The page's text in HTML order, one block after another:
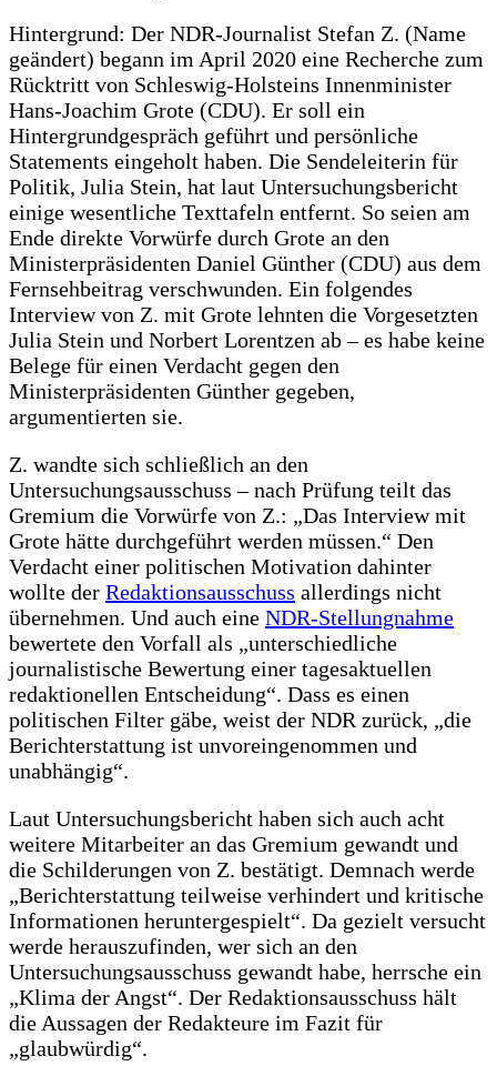
Hintergrund: Der NDR-Journalist Stefan Z. (Name
geändert) begann im April 2020 eine Recherche zum
Rücktritt von Schleswig-Holsteins Innenminister
Hans-Joachim Grote (CDU). Er soll ein
Hintergrundgespräch geführt und persönliche
Statements eingeholt haben. Die Sendeleiterin für
Politik, Julia Stein, hat laut Untersuchungsbericht
einige wesentliche Texttafeln entfernt. So seien am
Ende direkte Vorwürfe durch Grote an den
Ministerpräsidenten Daniel Günther (CDU) aus dem
Fernsehbeitrag verschwunden. Ein folgendes
Interview von Z. mit Grote lehnten die Vorgesetzten
Julia Stein und Norbert Lorentzen ab – es habe keine
Belege für einen Verdacht gegen den
Ministerpräsidenten Günther gegeben,
argumentierten sie.
Z. wandte sich schließlich an den
Untersuchungsausschuss – nach Prüfung teilt das
Gremium die Vorwürfe von Z.: „Das Interview mit
Grote hätte durchgeführt werden müssen.“ Den
Verdacht einer politischen Motivation dahinter
wollte der Redaktionsausschuss allerdings nicht
übernehmen. Und auch eine NDR-Stellungnahme
bewertete den Vorfall als „unterschiedliche
journalistische Bewertung einer tagesaktuellen
redaktionellen Entscheidung“. Dass es einen
politischen Filter gäbe, weist der NDR zurück, „die
Berichterstattung ist unvoreingenommen und
unabhängig“.
Laut Untersuchungsbericht haben sich auch acht
weitere Mitarbeiter an das Gremium gewandt und
die Schilderungen von Z. bestätigt. Demnach werde
„Berichterstattung teilweise verhindert und kritische
Informationen heruntergespielt“. Da gezielt versucht
werde herauszufinden, wer sich an den
Untersuchungsausschuss gewandt habe, herrsche ein
„Klima der Angst“. Der Redaktionsausschuss hält
die Aussagen der Redakteure im Fazit für
„glaubwürdig“.